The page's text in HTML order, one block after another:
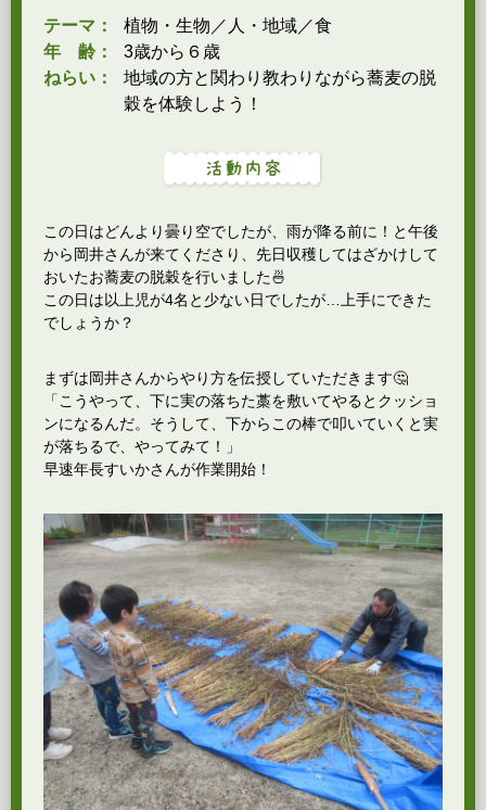
テーマ：
植物・生物／人・地域／食
年 齢：
3歳から６歳
ねらい：
地域の方と関わり教わりながら蕎麦の脱
穀を体験しよう！
この日はどんより曇り空でしたが、雨が降る前に！と午後
から岡井さんが来てくださり、先日収穫してはざかけして
おいたお蕎麦の脱穀を行いました🍜
この日は以上児が4名と少ない日でしたが…上手にできた
でしょうか？
まずは岡井さんからやり方を伝授していただきます🤔
「こうやって、下に実の落ちた藁を敷いてやるとクッショ
ンになるんだ。そうして、下からこの棒で叩いていくと実
が落ちるで、やってみて！」
早速年長すいかさんが作業開始！